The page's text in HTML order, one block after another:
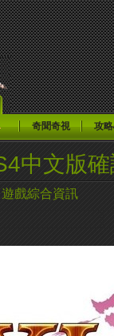
奇聞奇視 攻
中文版
遊戲綜合資訊